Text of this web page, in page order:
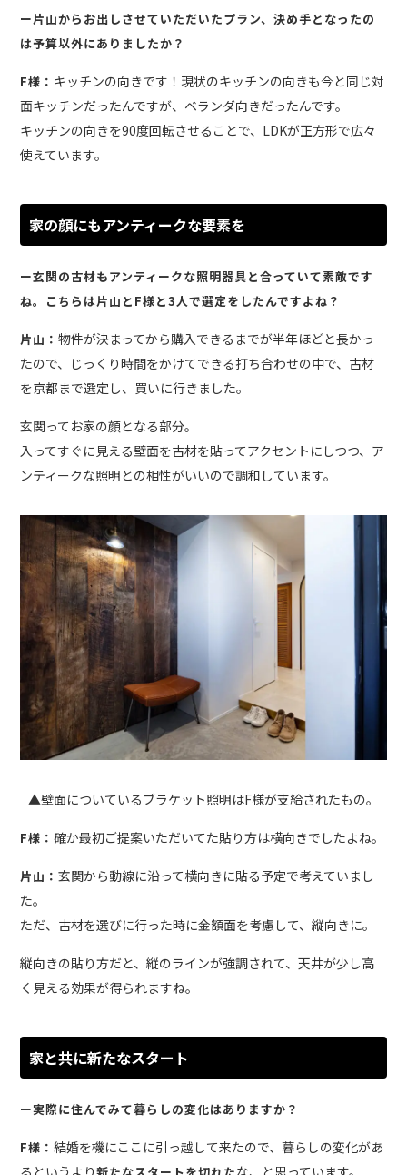
ー片山からお出しさせていただいたプラン、決め手となったの
は予算以外にありましたか？
F様： キッチンの向きです！現状のキッチンの向きも今と同じ対
面キッチンだったんですが、ベランダ向きだったんです。
キッチンの向きを90度回転させることで、LDKが正方形で広々
使えています。
家の顔にもアンティークな要素を
ー玄関の古材もアンティークな照明器具と合っていて素敵です
ね。こちらは片山とF様と3人で選定をしたんですよね？
片山：物件が決まってから購入できるまでが半年ほどと長かっ
たので、じっくり時間をかけてできる打ち合わせの中で、古材
を京都まで選定し、買いに行きました。
玄関ってお家の顔となる部分。
入ってすぐに見える壁面を古材を貼ってアクセントにしつつ、ア
ンティークな照明との相性がいいので調和しています。
▲壁面についているブラケット照明はF様が支給されたもの。
F様：確か最初ご提案いただいてた貼り方は横向きでしたよね。
片山：玄関から動線に沿って横向きに貼る予定で考えていまし
た。
ただ、古材を選びに行った時に金額面を考慮して、縦向きに。
縦向きの貼り方だと、縦のラインが強調されて、天井が少し高
く見える効果が得られますね。
家と共に新たなスタート
ー実際に住んでみて暮らしの変化はありますか？
F様：結婚を機にここに引っ越して来たので、暮らしの変化があ
るというより新たなスタートを切れたな、と思っています。